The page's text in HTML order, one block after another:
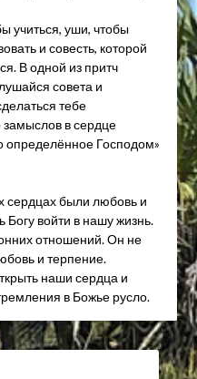
учиться, уши, чтобы
и совесть, которой
В одной из притч
совета и
тебе
в сердце
определённое Господом»
сердцах были любовь и
Богу войти в нашу жизнь.
отношений. Он не
и терпение.
наши сердца и
в Божье русло.